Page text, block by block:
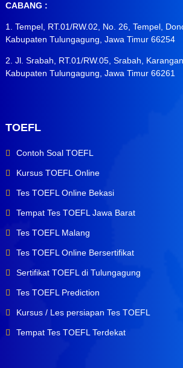
CABANG :
1. Tempel, RT.01/RW.02, No. 26, Tempel,
Kabupaten Tulungagung, Jawa Timur 66254
2. Jl. Srabah, RT.01/RW.05, Srabah,
Kabupaten Tulungagung, Jawa Timur 66261
TOEFL
Contoh Soal TOEFL
Kursus TOEFL Online
Tes TOEFL Online Bekasi
Tempat Tes TOEFL Jawa Barat
Tes TOEFL Malang
Tes TOEFL Online Bersertifikat
Sertifikat TOEFL di Tulungagung
Tes TOEFL Prediction
Kursus / Les persiapan Tes TOEFL
Tempat Tes TOEFL Terdekat